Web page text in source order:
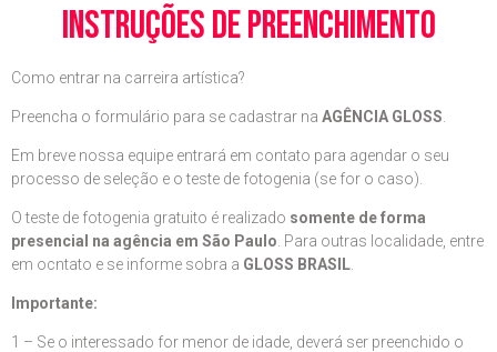
instruções de preenchimento
Como entrar na carreira artística?
Preencha o formulário para se cadastrar na AGÊNCIA GLOSS
Em breve nossa equipe entrará em contato para agendar o seu
processo de seleção e o teste de fotogenia (se for o caso).
O teste de fotogenia gratuito é realizado somente de forma
presencial na agência em São Paulo . Para outras localidade, entre
em ocntato e se informe sobra a GLOSS BRASIL
Importante:
1 – Se o interessado for menor de idade, deverá ser preenchido o